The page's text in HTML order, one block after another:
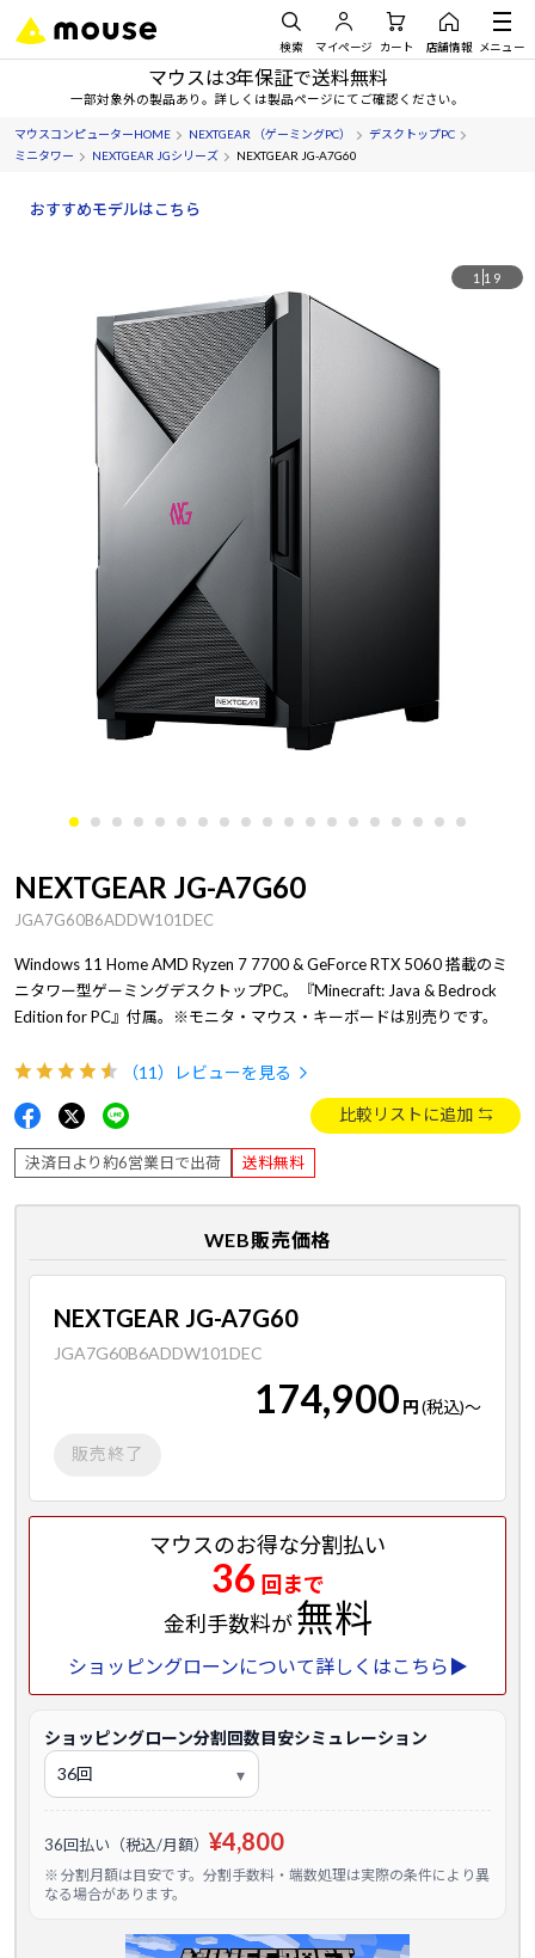
検索 マイページ カート 店舗情報 メニュー
マウスは3年保証で送料無料
一部対象外の製品あり。詳しくは製品ページにてご確認ください。
マウスコンピューターHOME NEXTGEAR （ゲーミングPC）
デスクトップPC
ミニタワー
NEXTGEAR JGシリーズ NEXTGEAR JG-A7G60
おすすめモデルはこちら
1 19
NEXTGEAR JG-A7G60
JGA7G60B6ADDW101DEC
Windows 11 Home AMD Ryzen 7 7700 & GeForce RTX 5060 搭載のミ
ニタワー型ゲーミングデスクトップPC。『Minecraft: Java & Bedrock
Edition for PC』付属。※モニタ・マウス・キーボードは別売りです。
（11） レビューを見る
比較リストに追加
決済日より約6営業日で出荷 送料無料
WEB販売価格
NEXTGEAR JG-A7G60
JGA7G60B6ADDW101DEC
174,900 円(税込)～
販売終了
マウスのお得な分割払い
36 回まで
金利手数料が無料
ショッピングローンについて詳しくはこちら▶
ショッピングローン分割回数目安シミュレーション
36回払い（税込/月額） ¥4,800
※ 分割月額は目安です。分割手数料・端数処理は実際の条件により異
なる場合があります。